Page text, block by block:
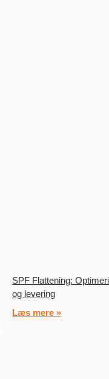
SPF Flattening:
og levering
Læs mere »